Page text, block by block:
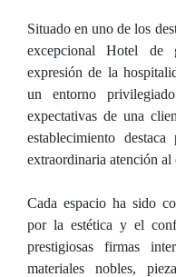
Situado en uno de los
excepcional Hotel de
expresión de la
un entorno
expectativas de una
establecimiento
extraordinaria atención al
Cada espacio ha sido
por la estética y el
prestigiosas firmas
materiales nobles,